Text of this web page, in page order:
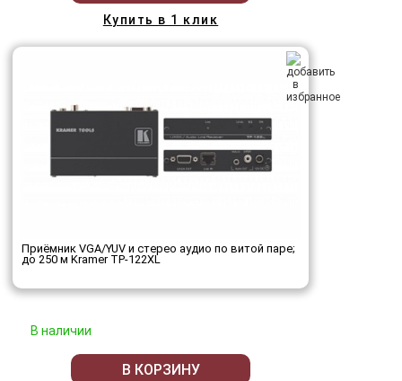
Купить в 1 клик
Приёмник VGA/YUV и стерео аудио по витой паре;
до 250 м Kramer TP-122XL
В наличии
В КОРЗИНУ